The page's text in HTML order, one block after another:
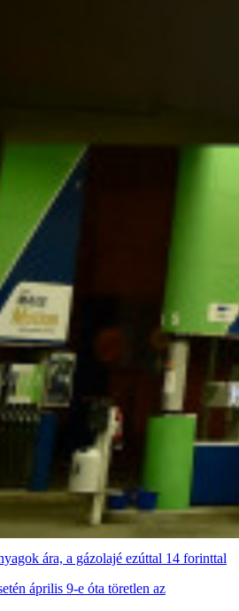
ára, a gázolajé ezúttal 14 forinttal
április 9-e óta töretlen az